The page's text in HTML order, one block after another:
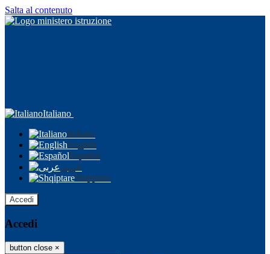
Salta al contenuto
Italiano
Italiano
English
Español
عربى
Shqiptare
Accedi
Accedi
button close ×